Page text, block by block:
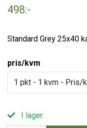
498:-
Standard Grey 25x40
pris/kvm
1 pkt - 1 kvm - Pris/
I lager.